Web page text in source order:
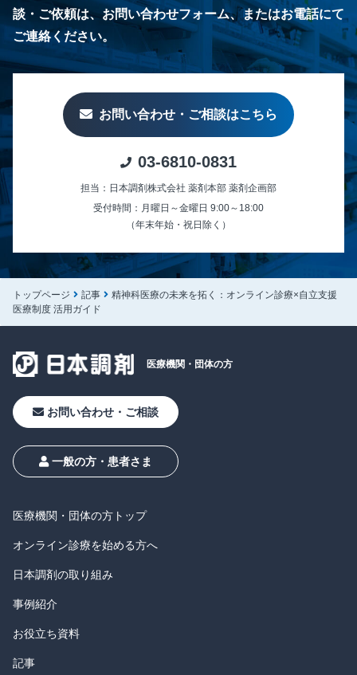
談・ご依頼は、お問い合わせフォーム、またはお電話にて
ご連絡ください。
お問い合わせ・ご相談はこちら
03-6810-0831
担当：日本調剤株式会社 薬剤本部 薬剤企画部
受付時間：月曜日～金曜日 9:00～18:00
（年末年始・祝日除く）
トップページ 記事
精神科医療の未来を拓く：オンライン診療×自立支援
医療制度 活用ガイド
医療機関・ 団体の方
お問い合わせ・ご相談
一般の方・患者さま
医療機関・団体の方トップ
オンライン診療を始める方へ
日本調剤の取り組み
事例紹介
お役立ち資料
記事